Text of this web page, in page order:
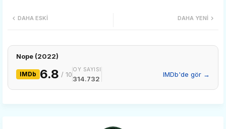
app
DAHA YENI
DAHA ESKI
Nope (2022)
IMDb 6.8 / 10
OY SAYISI
314.732
IMDb'de gör →